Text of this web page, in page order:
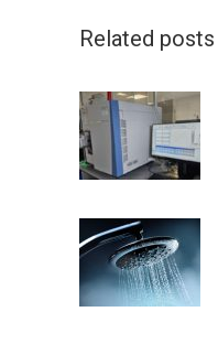
Related posts